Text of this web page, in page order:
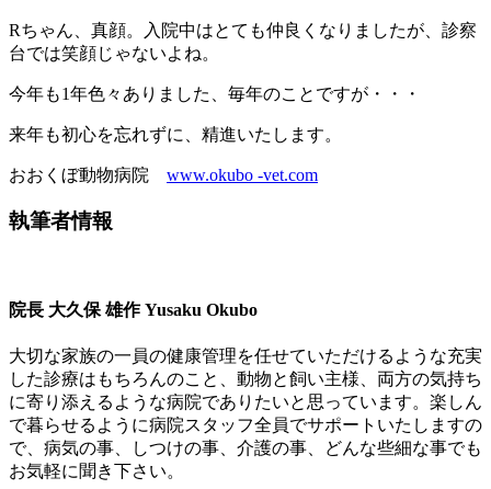
Rちゃん、真顔。入院中はとても仲良くなりましたが、診察
台では笑顔じゃないよね。
今年も1年色々ありました、毎年のことですが・・・
来年も初心を忘れずに、精進いたします。
おおくぼ動物病院 www.okubo -vet.com
執筆者情報
院長 大久保 雄作 Yusaku Okubo
大切な家族の一員の健康管理を任せていただけるような充実
した診療はもちろんのこと、動物と飼い主様、両方の気持ち
に寄り添えるような病院でありたいと思っています。楽しん
で暮らせるように病院スタッフ全員でサポートいたしますの
で、病気の事、しつけの事、介護の事、どんな些細な事でも
お気軽に聞き下さい。